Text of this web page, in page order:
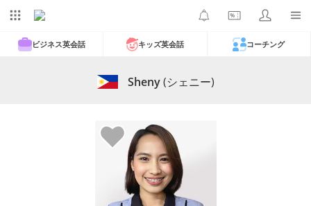
ビジネス英会話 キッズ英会話 コーチング
Sheny(シェニー)